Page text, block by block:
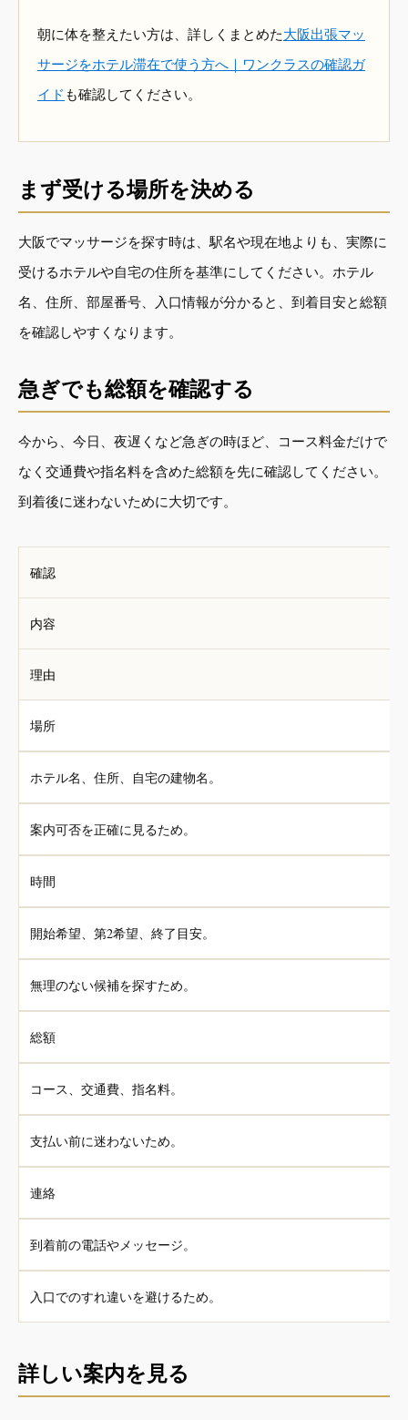
朝に体を整えたい方は、詳しくまとめた大阪出張マッ
サージをホテル滞在で使う方へ｜ワンクラスの確認ガ
イド も確認してください。
まず受ける場所を決める
大阪でマッサージを探す時は、駅名や現在地よりも、実際に
受けるホテルや自宅の住所を基準にしてください。ホテル
名、住所、部屋番号、入口情報が分かると、到着目安と総額
を確認しやすくなります。
急ぎでも総額を確認する
今から、今日、夜遅くなど急ぎの時ほど、コース料金だけで
なく交通費や指名料を含めた総額を先に確認してください。
到着後に迷わないために大切です。
確認
内容
理由
場所
ホテル名、住所、自宅の建物名。
案内可否を正確に見るため。
時間
開始希望、第2希望、終了目安。
無理のない候補を探すため。
総額
コース、交通費、指名料。
支払い前に迷わないため。
連絡
到着前の電話やメッセージ。
入口でのすれ違いを避けるため。
詳しい案内を見る